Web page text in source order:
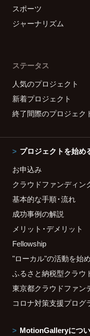
スポーツ
ジャーナリズム
ステータス
人気のプロジェクト
新着プロジェクト
終了間際のプロジェク
プロジェクトを始め
お申込み
クラウドファンディン
基本的な手順・流れ
成功事例の解説
メリット・デメリット
Fellowship
"ローカル"の活動を始
ふるさと納税型クラウ
東京都クラウドファン
コロナ対策支援プログ
MotionGalleryにつ